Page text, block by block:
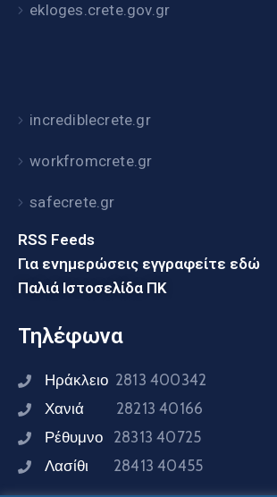
ekloges.crete.gov.gr
incrediblecrete.gr
workfromcrete.gr
safecrete.gr
RSS Feeds
Για ενημερώσεις εγγραφείτε εδώ
Παλιά Ιστοσελίδα ΠΚ
Τηλέφωνα
Ηράκλειο 2813 400342
Χανιά 28213 40166
Ρέθυμνο 28313 40725
Λασίθι 28413 40455